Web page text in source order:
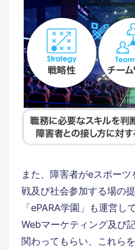
また、障害者がeスポー
戦及び社会参加する場の
「ePARA学園」も運営し
Webマーケティング及び
関わってもらい、これら